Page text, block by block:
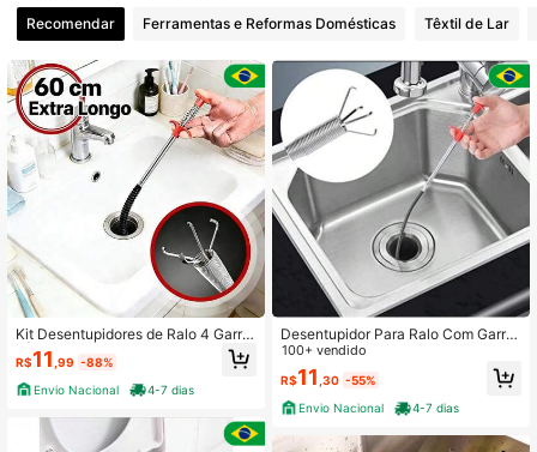
4,83 5.4K Seguidores
4,83 5.4K Seguidores
4,83 5.4K Seguidores
4,83 5.4K Seguidores
5.4K Seguidores
Recomendar Ferramentas e Reformas Domésticas Têxtil de Lar
Kit Desentupidores de Ralo 4 Garra
s | Elimina Cabelos na Hora e Dese
ntope Sem Esforço
R$11 ,99 -88%
Envio Nacional
4-7 dias
Desentupidor Para Ralo Com Garra
e Pia Pegador de Objetos 60cm
100+ vendido
R$11 ,30 -55%
Envio Nacional
4-7 dias